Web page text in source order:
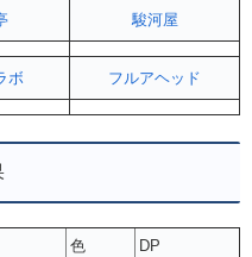
駿河屋
ボ フルアヘッド
色
DP